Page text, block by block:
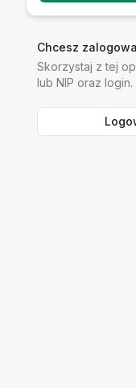
Chcesz
Skorzystaj z tej
lub NIP oraz login.